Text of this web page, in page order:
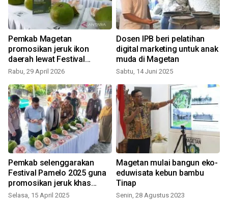
Pemkab Magetan
promosikan jeruk ikon
daerah lewat Festival
Pamelo 2026
Rabu, 29 April 2026
Dosen IPB beri pelatihan
digital marketing untuk anak
muda di Magetan
Sabtu, 14 Juni 2025
Pemkab selenggarakan
Festival Pamelo 2025 guna
promosikan jeruk khas
Magetan
Selasa, 15 April 2025
Magetan mulai bangun eko-
eduwisata kebun bambu
Tinap
Senin, 28 Agustus 2023